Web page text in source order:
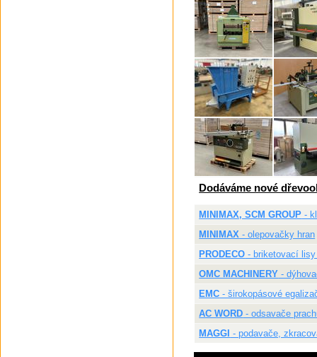
Dodáváme nové
MINIMAX, SCM GROUP -
MINIMAX - olepovačky hran
PRODECO - briketovací
OMC MACHINERY -
EMC - širokopásové
AC WORD - odsavače
MAGGI - podavače,